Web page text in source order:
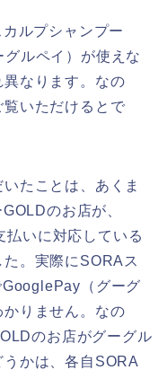
ルプシャンプー
ルペイ）が使えな
なります。なの
いただけるとで
たことは、あくま
のお店が、
いに対応している
。実際にSORAス
（グーグ
りません。なの
のお店がグーグル
かは、各自SORA